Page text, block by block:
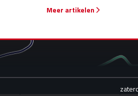
Meer artikelen